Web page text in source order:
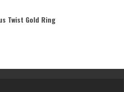
Twist Gold Ring